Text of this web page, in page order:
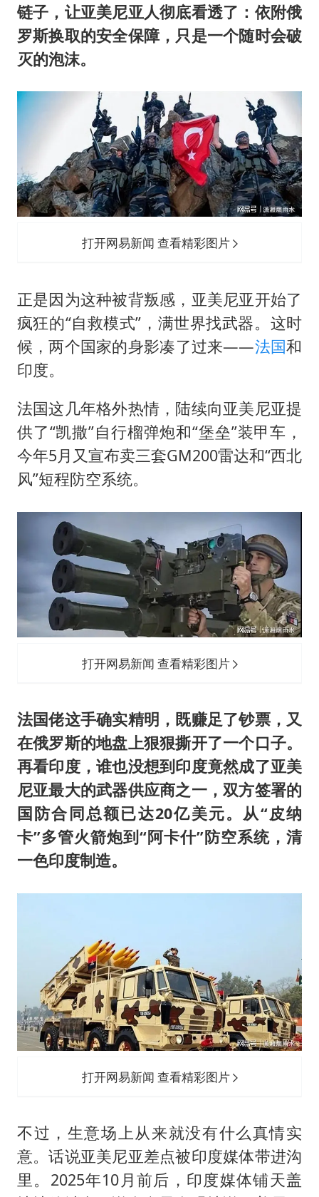
链子，让亚美尼亚人彻底看透了：依附俄
罗斯换取的安全保障，只是一个随时会破
灭的泡沫。
打开网易新闻 查看精彩图片
正是因为这种被背叛感，亚美尼亚开始了
疯狂的“自救模式”，满世界找武器。这时
候，两个国家的身影凑了过来——法国和
印度。
法国这几年格外热情，陆续向亚美尼亚提
供了“凯撒”自行榴弹炮和“堡垒”装甲车，
今年5月又宣布卖三套GM200雷达和“西北
风”短程防空系统。
打开网易新闻 查看精彩图片
法国佬这手确实精明，既赚足了钞票，又
在俄罗斯的地盘上狠狠撕开了一个口子。
再看印度，谁也没想到印度竟然成了亚美
尼亚最大的武器供应商之一，双方签署的
国防合同总额已达20亿美元。从“皮纳
卡”多管火箭炮到“阿卡什”防空系统，清
一色印度制造。
打开网易新闻 查看精彩图片
不过，生意场上从来就没有什么真情实
意。话说亚美尼亚差点被印度媒体带进沟
里。2025年10月前后，印度媒体铺天盖